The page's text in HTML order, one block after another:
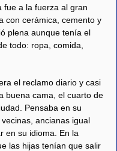
fue a la fuerza al gran
con cerámica, cemento y
plena aunque tenía el
todo: ropa, comida,
el reclamo diario y casi
buena cama, el cuarto de
Pensaba en su
ancianas igual
en su idioma. En la
las hijas tenían que salir